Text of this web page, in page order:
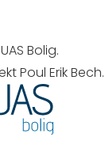
Bolig.
Poul Erik Bech.